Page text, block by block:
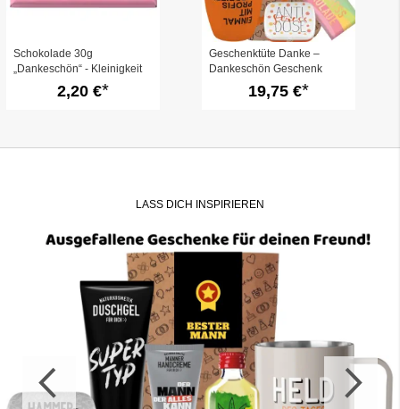
Schokolade 30g
„Dankeschön“ - Kleinigkeit
zum Danke sagen
2,20 €
Geschenktüte Danke –
Dankeschön Geschenk
„Tausend Dank“ (Set 5)
19,75 €
LASS DICH INSPIRIEREN